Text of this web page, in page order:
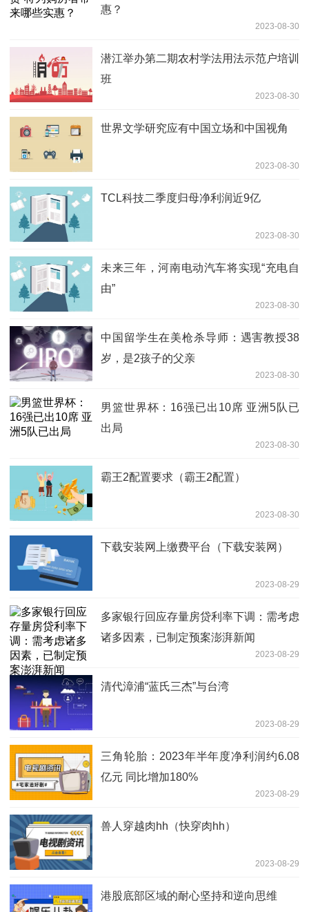
惠？
2023-08-30
潜江举办第二期农村学法用法示范户培训
班
2023-08-30
世界文学研究应有中国立场和中国视角
2023-08-30
TCL科技二季度归母净利润近9亿
2023-08-30
未来三年，河南电动汽车将实现“充电自
由”
2023-08-30
中国留学生在美枪杀导师：遇害教授38
岁，是2孩子的父亲
2023-08-30
男篮世界杯：16强已出10席 亚洲5队已
出局
2023-08-30
霸王2配置要求（霸王2配置）
2023-08-30
下载安装网上缴费平台（下载安装网）
2023-08-29
多家银行回应存量房贷利率下调：需考虑
诸多因素，已制定预案澎湃新闻
2023-08-29
清代漳浦“蓝氏三杰”与台湾
2023-08-29
三角轮胎：2023年半年度净利润约6.08
亿元 同比增加180%
2023-08-29
兽人穿越肉hh（快穿肉hh）
2023-08-29
港股底部区域的耐心坚持和逆向思维